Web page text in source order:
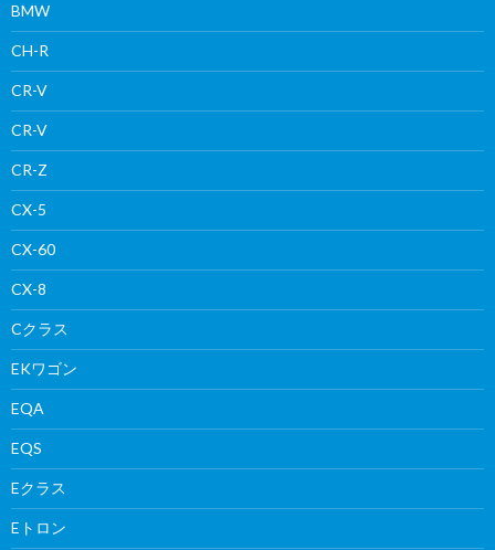
BMW
CH-R
CR-V
CR-V
CR-Z
CX-5
CX-60
CX-8
Cクラス
EKワゴン
EQA
EQS
Eクラス
Eトロン